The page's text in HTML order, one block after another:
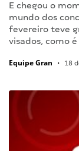
E chegou o
mundo dos
fevereiro teve
visados, como é
Equipe Gran • 18